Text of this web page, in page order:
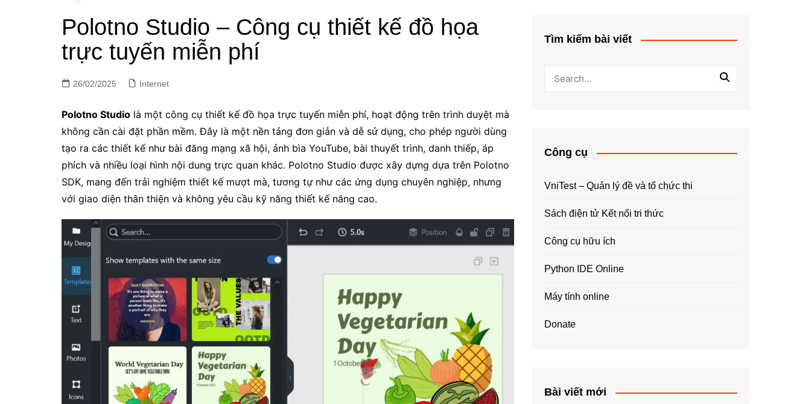
Lập trình C++
Lập trình Scratch
Lập trình Microbit
Lập trình Web
Internet
Viết Prompt AI
Fonts Tiếng Việt tuyệt đẹp
EduPortal
Game Quay số
Tiếng Anh
KHTN
Âm nhạc
Mĩ thuật
Giáo dục QP&AN
Giáo dục thể chất
Polotno Studio – Công cụ thiết kế đồ họa
trực tuyến miễn phí
26/02/2025 Internet
Polotno Studio là một công cụ thiết kế đồ họa trực tuyến miễn phí, hoạt động trên trình duyệt mà
không cần cài đặt phần mềm. Đây là một nền tảng đơn giản và dễ sử dụng, cho phép người dùng
tạo ra các thiết kế như bài đăng mạng xã hội, ảnh bìa YouTube, bài thuyết trình, danh thiếp, áp
phích và nhiều loại hình nội dung trực quan khác. Polotno Studio được xây dựng dựa trên Polotno
SDK, mang đến trải nghiệm thiết kế mượt mà, tương tự như các ứng dụng chuyên nghiệp, nhưng
với giao diện thân thiện và không yêu cầu kỹ năng thiết kế nâng cao.
Tìm kiếm bài viết
Công cụ
VniTest – Quản lý đề và tổ chức thi
Sách điện tử Kết nối tri thức
Công cụ hữu ích
Python IDE Online
Máy tính online
Donate
Bài viết mới